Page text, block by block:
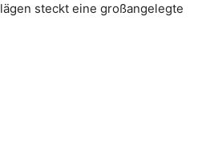
steckt eine großangelegte